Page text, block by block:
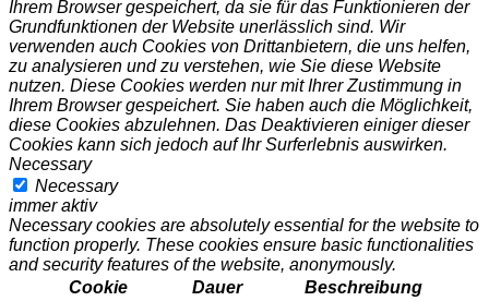
Ihrem Browser gespeichert, da sie für das Funktionieren der
Grundfunktionen der Website unerlässlich sind. Wir
verwenden auch Cookies von Drittanbietern, die uns helfen,
zu analysieren und zu verstehen, wie Sie diese Website
nutzen. Diese Cookies werden nur mit Ihrer Zustimmung in
Ihrem Browser gespeichert. Sie haben auch die Möglichkeit,
diese Cookies abzulehnen. Das Deaktivieren einiger dieser
Cookies kann sich jedoch auf Ihr Surferlebnis auswirken.
Necessary
Necessary
immer aktiv
Necessary cookies are absolutely essential for the website to
function properly. These cookies ensure basic functionalities
and security features of the website, anonymously.
Cookie
Dauer Beschreibung